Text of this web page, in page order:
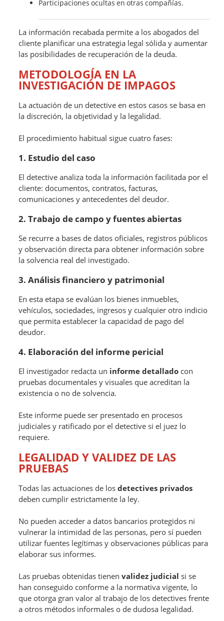
Participaciones ocultas en otras compañías.
La información recabada permite a los abogados del
cliente planificar una estrategia legal sólida y aumentar
las posibilidades de recuperación de la deuda.
METODOLOGÍA EN LA
INVESTIGACIÓN DE IMPAGOS
La actuación de un detective en estos casos se basa en
la discreción, la objetividad y la legalidad.
El procedimiento habitual sigue cuatro fases:
1. Estudio del caso
El detective analiza toda la información facilitada por el
cliente: documentos, contratos, facturas,
comunicaciones y antecedentes del deudor.
2. Trabajo de campo y fuentes abiertas
Se recurre a bases de datos oficiales, registros públicos
y observación directa para obtener información sobre
la solvencia real del investigado.
3. Análisis financiero y patrimonial
En esta etapa se evalúan los bienes inmuebles,
vehículos, sociedades, ingresos y cualquier otro indicio
que permita establecer la capacidad de pago del
deudor.
4. Elaboración del informe pericial
El investigador redacta un informe detallado con
pruebas documentales y visuales que acreditan la
existencia o no de solvencia.
Este informe puede ser presentado en procesos
judiciales y ratificado por el detective si el juez lo
requiere.
LEGALIDAD Y VALIDEZ DE LAS
PRUEBAS
Todas las actuaciones de losdetectives privados
deben cumplir estrictamente la ley.
No pueden acceder a datos bancarios protegidos ni
vulnerar la intimidad de las personas, pero sí pueden
utilizar fuentes legítimas y observaciones públicas para
elaborar sus informes.
Las pruebas obtenidas tienenvalidez judicial si se
han conseguido conforme a la normativa vigente, lo
que otorga gran valor al trabajo de los detectives frente
a otros métodos informales o de dudosa legalidad.